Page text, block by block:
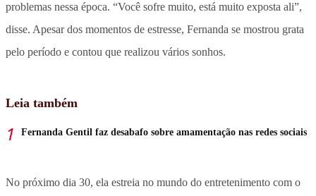
problemas nessa época. “Você sofre muito, está muito exposta ali”,
disse. Apesar dos momentos de estresse, Fernanda se mostrou grata
pelo período e contou que realizou vários sonhos.
Leia também
Fernanda Gentil faz desabafo sobre amamentação nas redes sociais
No próximo dia 30, ela estreia no mundo do entretenimento com o